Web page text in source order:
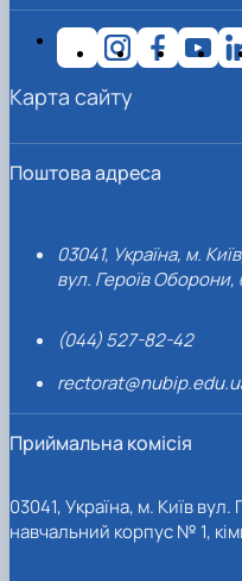
Поштова адреса
03041, Україна, м.
вул. Героїв Оборони,
(044) 527-82-42
Приймальна комісія
03041, Україна, м. Київ
навчальний корпус № 1,
Карта сайту